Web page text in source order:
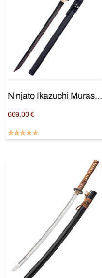
Ninjato Ikazuchi Murasame
669,00 €